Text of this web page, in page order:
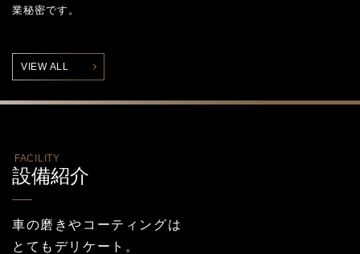
業秘密です。
VIEW ALL
FACILITY
設備紹介
車の磨きやコーティングは
とてもデリケート。